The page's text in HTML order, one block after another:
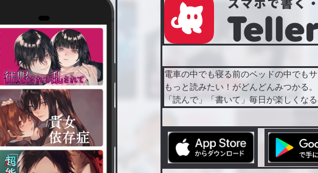
電車の中でも寝る前のベッドの中でも
もっと読みたい！がどんどんみつかる。
「読んで」「書いて」毎日が楽しくな